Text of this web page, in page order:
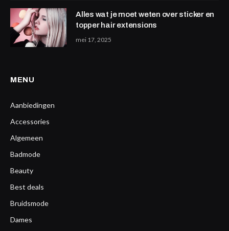
Alles wat je moet weten over sticker en
topper hair extensions
mei 17, 2025
MENU
Aanbiedingen
Accessories
Algemeen
Badmode
Beauty
Best deals
Bruidsmode
Dames